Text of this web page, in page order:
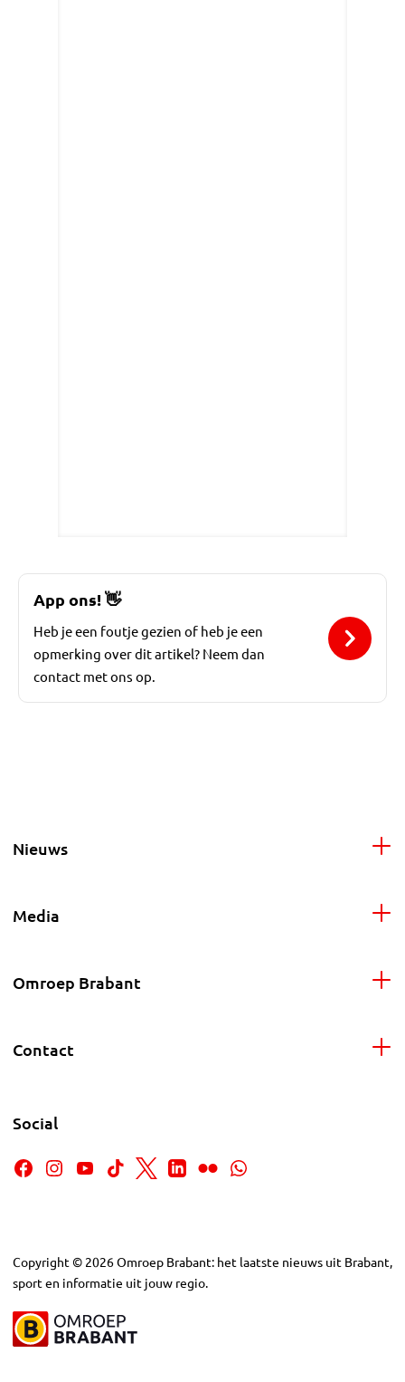
App ons!👋
Heb je een foutje gezien of heb je een
opmerking over dit artikel? Neem dan
contact met ons op.
Nieuws
Media
Omroep Brabant
Contact
Social
Copyright © 2026Omroep Brabant: het laatste nieuws uit Brabant,
sport en informatie uit jouw regio.